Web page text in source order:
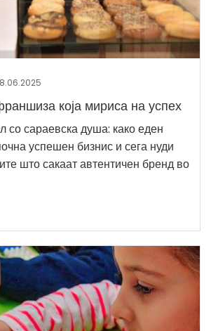
која мириса на успех
со сараевска душа: како еден
успешен бизнис и сега нуди
што сакаат автентичен бренд во